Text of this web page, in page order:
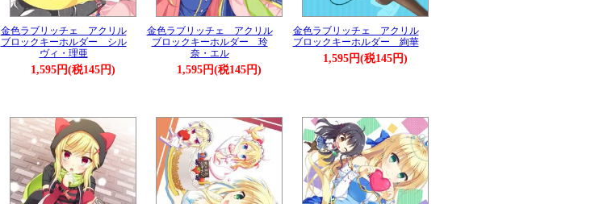
金色ラブリッチェ アクリル
ブロックキーホルダー シル
ヴィ・理亜
1,595円(税145円)
金色ラブリッチェ アクリル
ブロックキーホルダー 玲
奈・エル
1,595円(税145円)
金色ラブリッチェ アクリル
ブロックキーホルダー 絢華
1,595円(税145円)